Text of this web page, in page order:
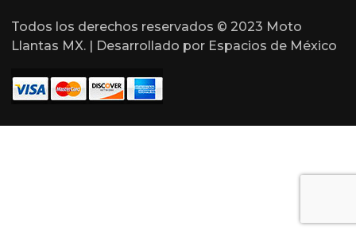
Todos los derechos reservados © 2023 Moto
Llantas MX. | Desarrollado por Espacios de México